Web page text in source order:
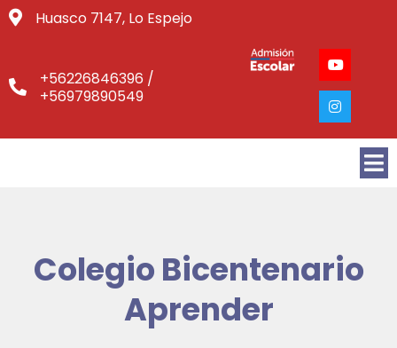
Huasco 7147, Lo Espejo
+56226846396 /
+56979890549
Colegio Bicentenario
Aprender